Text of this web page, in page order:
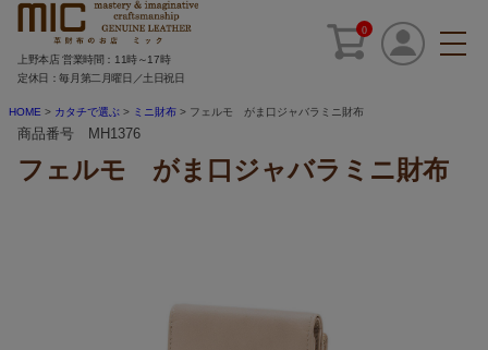
0
上野本店 営業時間：11時～17時
定休日：毎月第二月曜日／土日祝日
HOME カタチで選ぶ ミニ財布 フェルモ がま口ジャバラミニ財布
商品番号 MH1376
フェルモ がま口ジャバラミニ財布